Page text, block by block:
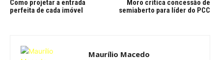
Como projetar a entrada
perfeita de cada imóvel
Moro critica concessão de
semiaberto para líder do PCC
Maurílio Macedo